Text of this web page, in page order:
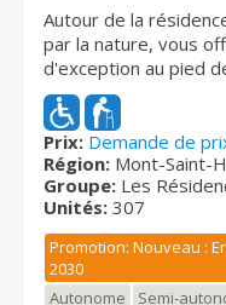
Autour de la résidence : Un site enchanteur
par la nature, vous
d'exception au pied
Hilaire. Vous serez
environnante,
que par l'étang aux
séjournant. La
petit centre
de Mont-Saint-
Mont surnommé le
terrain et très
Disponibilités
Prix: Demande de
Région: Mont-Saint-
Groupe: Les
Unités: 307
Promotion: Nouveau :
2030
Autonome
Semi-